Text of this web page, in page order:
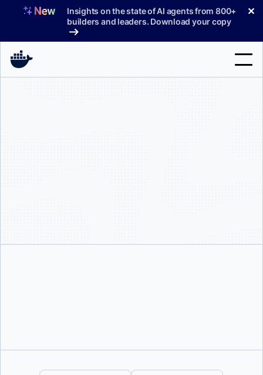
へ
Insights on the state of AI agents from 800+
builders and leaders. Download your copy
✕